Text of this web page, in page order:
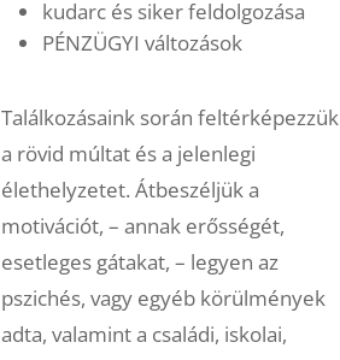
kudarc és siker feldolgozása
PÉNZÜGYI változások
Találkozásaink során feltérképezzük
a rövid múltat és a jelenlegi
élethelyzetet. Átbeszéljük a
motivációt, – annak erősségét,
esetleges gátakat, – legyen az
pszichés, vagy egyéb körülmények
adta, valamint a családi, iskolai,